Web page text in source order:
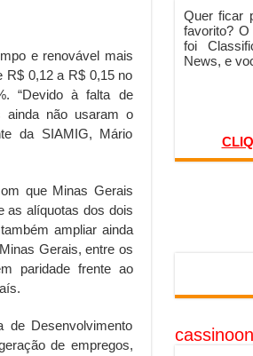
e renovável mais
R$ 0,12 a R$ 0,15 no
“Devido à falta de
ainda não usaram o
da SIAMIG, Mário
que Minas Gerais
as alíquotas dos dois
ampliar ainda
Gerais, entre os
paridade frente ao
Desenvolvimento
de empregos,
Quer ficar
favorito?
foi
News, e